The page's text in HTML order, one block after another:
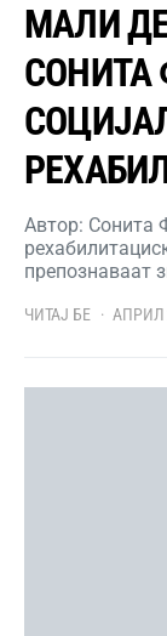
МАЛИ
СОНИТА
Автор: Сонита
препознаваат
ЧИТАЈ БЕ АПРИЛ